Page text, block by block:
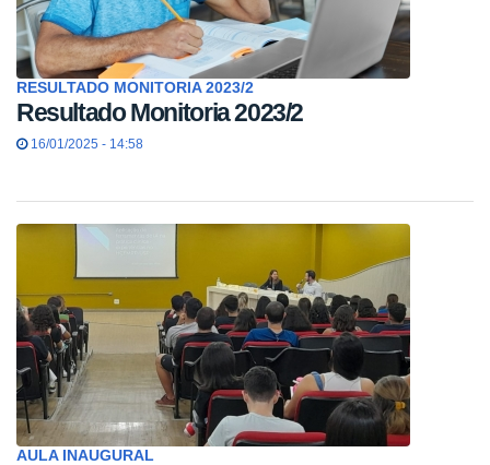
RESULTADO MONITORIA 2023/2
Resultado Monitoria 2023/2
16/01/2025 - 14:58
AULA INAUGURAL